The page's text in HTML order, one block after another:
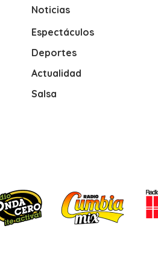
Noticias
Espectáculos
Deportes
Actualidad
Salsa